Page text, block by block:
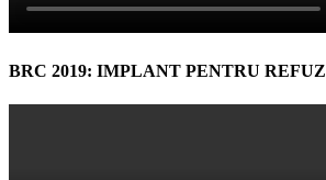
BRC 2019: IMPLANT PENTRU REFUZ